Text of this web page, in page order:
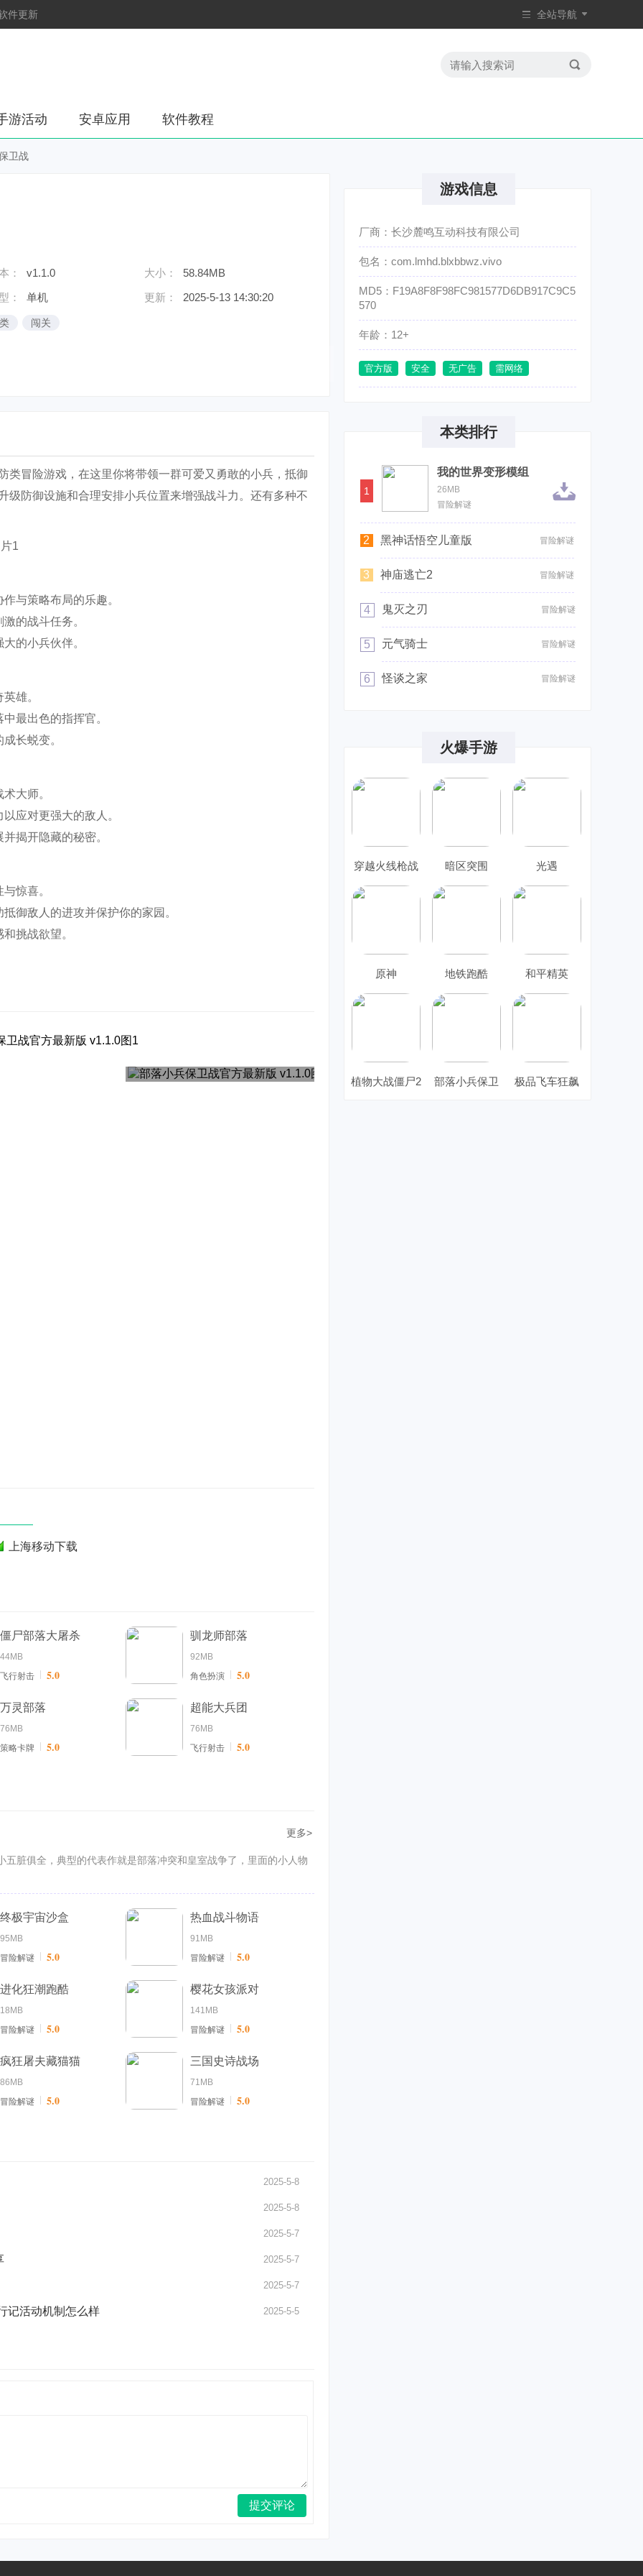
件更新 全站导航
游活动 安卓应用 软件教程
卫战
： v1.1.0 大小：
58.84MB
：
单机 更新： 2025-5-13 14:30:20
闯关
类冒险游戏，在这里你将带领一群可爱又勇敢的小兵，抵御
级防御设施和合理安排小兵位置来增强战斗力。还有多种不
与策略布局的乐趣。
的战斗任务。
的小兵伙伴。
雄。
最出色的指挥官。
长蜕变。
大师。
应对更强大的敌人。
揭开隐藏的秘密。
惊喜。
御敌人的进攻并保护你的家园。
挑战欲望。
上海移动下载
僵尸部落大屠杀
44MB
飞行射击
5.0
驯龙师部落
92MB
角色扮演
5.0
万灵部落
76MB
策略卡牌
5.0
超能大兵团
76MB
飞行射击
5.0
更多>
脏俱全，典型的代表作就是部落冲突和皇室战争了，里面的小人物
终极宇宙沙盒
95MB
冒险解谜
5.0
热血战斗物语
91MB
冒险解谜
5.0
进化狂潮跑酷
18MB
冒险解谜
5.0
樱花女孩派对
141MB
冒险解谜
5.0
疯狂屠夫藏猫猫
86MB
冒险解谜
5.0
三国史诗战场
71MB
冒险解谜
5.0
2025-5-8
2025-5-8
2025-5-7
2025-5-7
2025-5-7
记活动机制怎么样 2025-5-5
游戏信息
厂商：长沙麓鸣互动科技有限公司
包名：com.lmhd.blxbbwz.vivo
MD5：F19A8F8F98FC981577D6DB917C9C5
570
年龄：12+
官方版 安全 无广告 需网络
本类排行
1
我的世界变形模组
26MB
冒险解谜
2 黑神话悟空儿童版 冒险解谜
3 神庙逃亡2 冒险解谜
4 鬼灭之刃 冒险解谜
5 元气骑士 冒险解谜
6 怪谈之家 冒险解谜
火爆手游
穿越火线枪战 暗区突围 光遇
原神 地铁跑酷 和平精英
植物大战僵尸2 部落小兵保卫 极品飞车狂飙